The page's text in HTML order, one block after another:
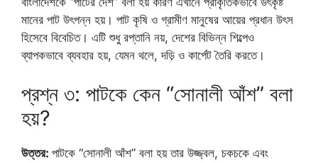
মানের পাট উৎপন্ন হয়। পাট কৃষি ও গ্রামীণ মানুষের আয়ের প্রধান উৎস
হিসেবে বিবেচিত। এটি শুধু রপ্তানি নয়, দেশের বিভিন্ন শিল্পেও
ব্যাপকভাবে ব্যবহার হয়, যেমন থলে, দড়ি ও কার্পেট তৈরি করতে।
প্রশ্ন ৩: পাটকে কেন “সোনালী আঁশ” বলা
হয়?
উত্তর: পাটকে “সোনালী আঁশ” বলা হয় তার উজ্জ্বল, চকচকে এবং